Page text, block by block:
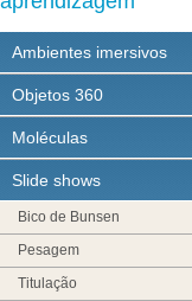
Ambientes imersivos
Objetos 360
Moléculas
Slide shows
Bico de Bunsen
Pesagem
Titulação